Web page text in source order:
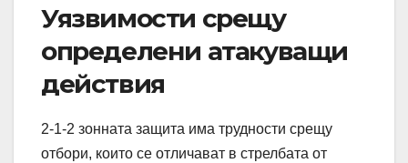
Уязвимости срещу
определени атакуващи
действия
2-1-2 зонната защита има трудности срещу
отбори, които се отличават в стрелбата от